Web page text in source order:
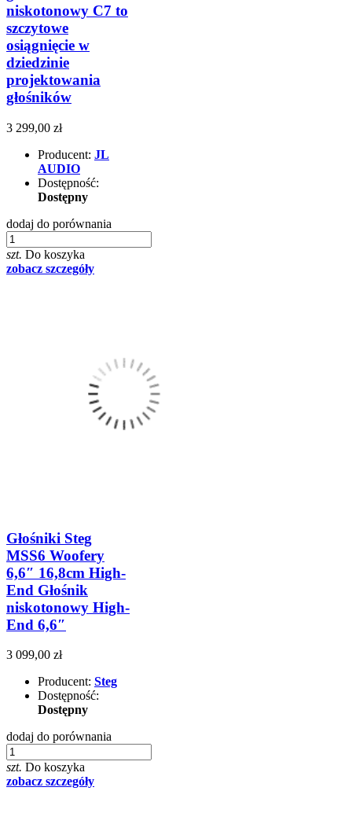
niskotonowy C7 to
szczytowe
osiągnięcie w
dziedzinie
projektowania
głośników
3 299,00 zł
Producent: JL
AUDIO
Dostępność:
Dostępny
dodaj do porównania
szt. Do koszyka
zobacz szczegóły
Głośniki Steg
MSS6 Woofery
6,6″ 16,8cm High-
End Głośnik
niskotonowy High-
End 6,6″
3 099,00 zł
Producent: Steg
Dostępność:
Dostępny
dodaj do porównania
szt. Do koszyka
zobacz szczegóły